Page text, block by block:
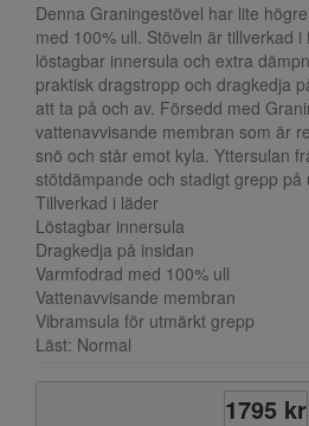
Denna Graningestövel har lite
med 100% ull. Stöveln är tillverkad
löstagbar innersula och extra
praktisk dragstropp och dragkedja
att ta på och av. Försedd med
vattenavvisande membran som är
snö och står emot kyla. Yttersulan
stötdämpande och stadigt grepp på
Tillverkad i läder
Löstagbar innersula
Dragkedja på insidan
Varmfodrad med 100% ull
Vattenavvisande membran
Vibramsula för utmärkt grepp
Läst: Normal
1795 kr